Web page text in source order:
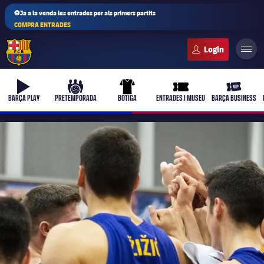
⚽Ja a la venda les entrades per als primers partits
COMPRA ENTRADES
b-play
BARÇA PLAY
culers-ball
PRETEMPORADA
uniform
BOTIGA
ticket-full
ENTRADES I MUSEU
ticket-
BARÇA BUSINESS